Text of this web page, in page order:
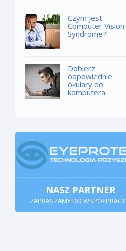
Czym jest
Computer Vision
Syndrome?
Dobierz
odpowiednie
okulary do
komputera
NASZ PARTNER
ZAPRASZAMY DO WSPÓŁPRACY